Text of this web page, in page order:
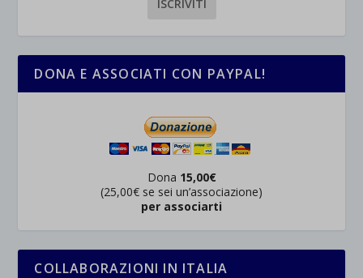
DONA E ASSOCIATI CON PAYPAL!
Dona 15,00€
(25,00€ se sei un’associazione)
per associarti
COLLABORAZIONI IN ITALIA